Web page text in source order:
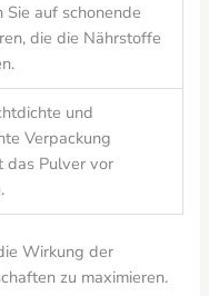
Sie auf schonende
die die Nährstoffe
und
Verpackung
das Pulver vor
Wirkung der
zu maximieren.